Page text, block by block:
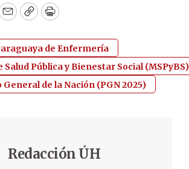
EmailCopyPrint
de Enfermería
Pública y Bienestar Social (MSPyBS)
de la Nación (PGN 2025)
Redacción ÚH